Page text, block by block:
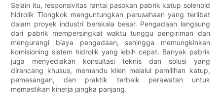
Selain itu, responsivitas rantai pasokan pabrik katup solenoid
hidrolik Tiongkok menguntungkan perusahaan yang terlibat
dalam proyek industri berskala besar. Pengadaan langsung
dari pabrik mempersingkat waktu tunggu pengiriman dan
mengurangi biaya pengadaan, sehingga memungkinkan
komisioning sistem hidrolik yang lebih cepat. Banyak pabrik
juga menyediakan konsultasi teknis dan solusi yang
dirancang khusus, memandu klien melalui pemilihan katup,
pemasangan, dan praktik terbaik perawatan untuk
memastikan kinerja jangka panjang.